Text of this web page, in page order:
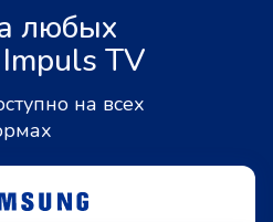
любых
Impuls TV
на всех